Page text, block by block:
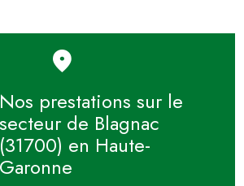
Nos prestations sur le
secteur de Blagnac
(31700) en Haute-
Garonne